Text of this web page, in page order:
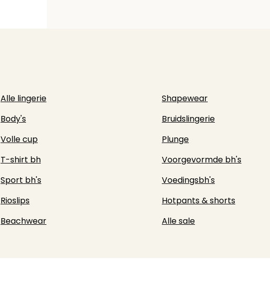
Alle lingerie Shapewear
Body's Bruidslingerie
Volle cup Plunge
T-shirt bh Voorgevormde bh's
Sport bh's Voedingsbh's
Rioslips Hotpants & shorts
Beachwear Alle sale